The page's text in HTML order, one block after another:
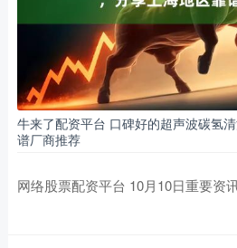
牛来了配资平台 口碑好的超声波碳氢
谱厂商推荐
网络股票配资平台 10月10日重要资